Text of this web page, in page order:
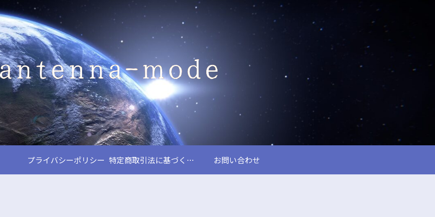
プライバシーポリシー 特定商取引法に基づく表記 お問い合わせ